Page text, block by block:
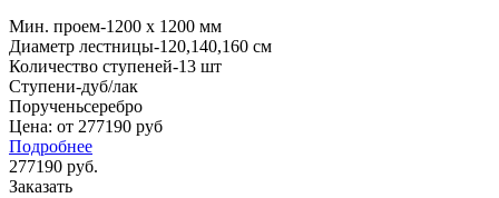
Мин. проем-1200 x 1200 мм
Диаметр лестницы-120,140,160 см
Количество ступеней-13 шт
Ступени-дуб/лак
Порученьсеребро
Цена: от 277190 руб
Подробнее
277190 руб.
Заказать